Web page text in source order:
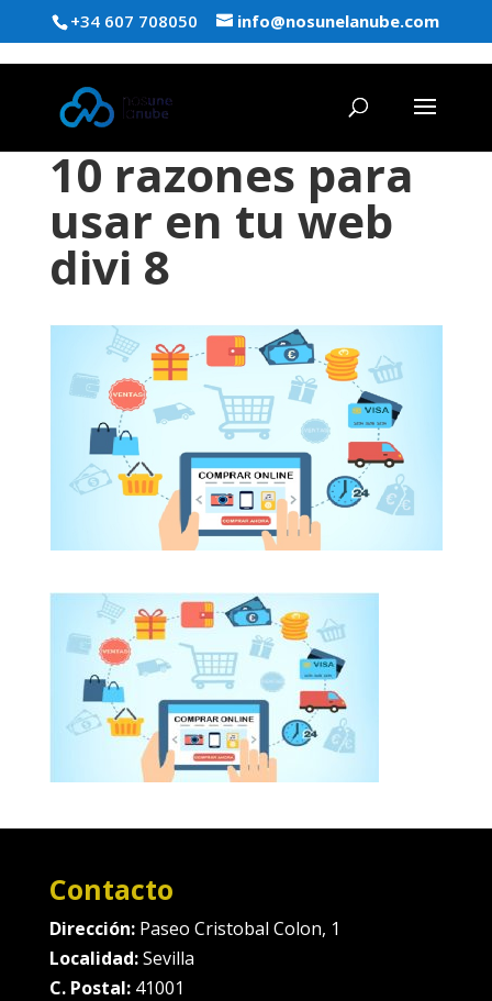
+34 607 708050 info@nosunelanube.com
10 razones para
usar en tu web
divi 8
Contacto
Dirección: Paseo Cristobal Colon, 1
Localidad:Sevilla
C. Postal:41001